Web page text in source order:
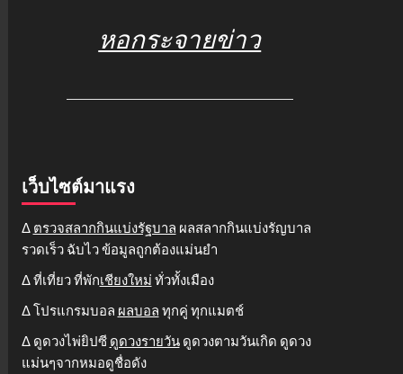
หอกระจายข่าว
เว็บไซต์มาแรง
Δ ตรวจสลากกินแบ่งรัฐบาล ผลสลากกินแบ่งรัญบาล
รวดเร็ว ฉับไว ข้อมูลถูกต้องแม่นยำ
Δ ที่เที่ยว ที่พักเชียงใหม่ ทั่วทั้งเมือง
Δ โปรแกรมบอล ผลบอล ทุกคู่ ทุกแมตช์
Δ ดูดวงไพ่ยิปซี ดูดวงรายวันดูดวงตามวันเกิด ดูดวง
แม่นๆจากหมอดูชื่อดัง